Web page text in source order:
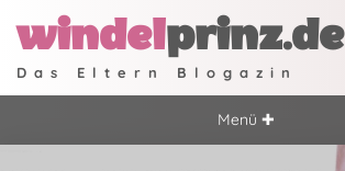
windelprinz.de
Das Eltern Blogazin
Menü ✚